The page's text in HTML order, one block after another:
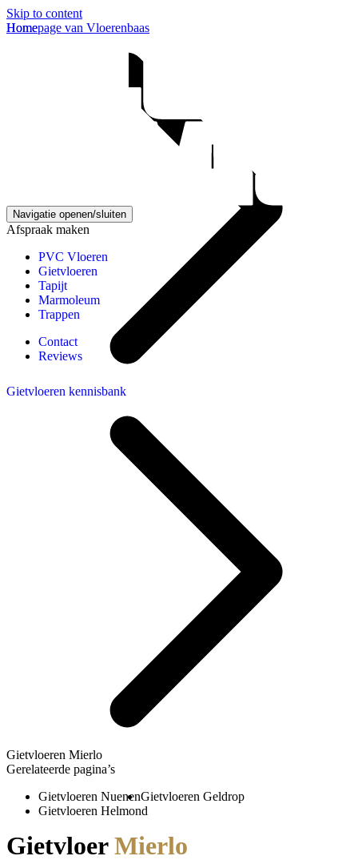
Skip to content
Homepage van Vloerenbaas
Navigatie openen/sluiten
Afspraak maken
PVC Vloeren
Gietvloeren
Tapijt
Marmoleum
Trappen
Contact
Reviews
Home
Gietvloeren kennisbank
Gietvloeren Mierlo
Gerelateerde pagina’s
Gietvloeren NuenenGietvloeren Geldrop
Gietvloeren Helmond
GietvloerMierlo